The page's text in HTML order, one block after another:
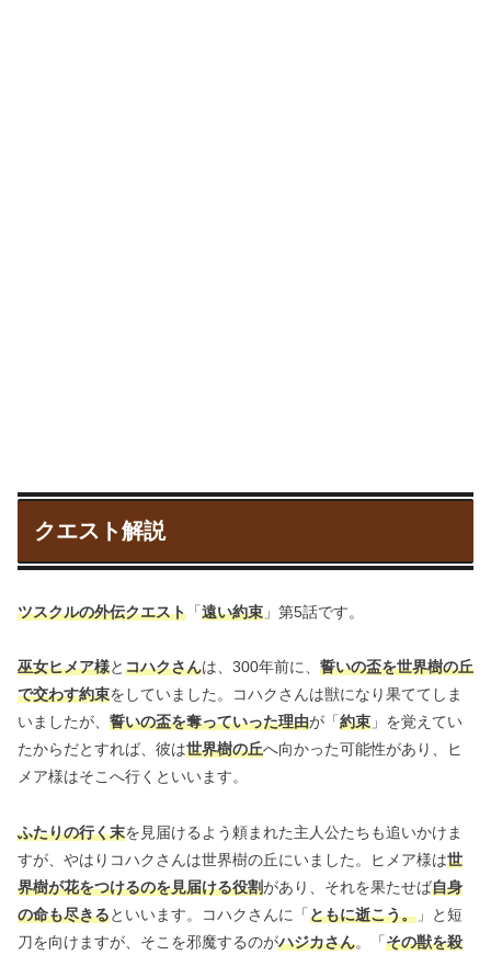
クエスト解説
ツスクルの外伝クエスト 「遠い約束 」第5話です。
巫女ヒメア様とコハクさんは、300年前に、 誓いの盃を世界樹の丘
で交わす約束をしていました。コハクさんは獣になり果ててしま
いましたが、 誓いの盃を奪っていった理由が「約束 」を覚えてい
たからだとすれば、彼は世界樹の丘へ向かった可能性があり、ヒ
メア様はそこへ行くといいます。
ふたりの行く末を見届けるよう頼まれた主人公たちも追いかけま
すが、やはりコハクさんは世界樹の丘にいました。ヒメア様は世
界樹が花をつけるのを見届ける役割があり、それを果たせば自身
の命も尽きるといいます。コハクさんに「ともに逝こう。 」と短
刀を向けますが、そこを邪魔するのがハジカさん。「その獣を殺